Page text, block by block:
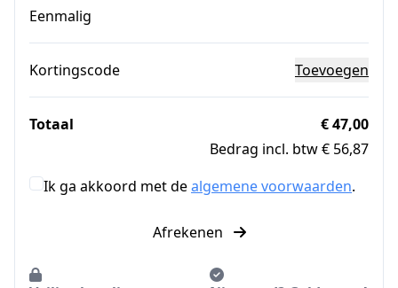
Eenmalig
Kortingscode Toevoegen
Totaal
€ 47,00
Bedrag incl. btw € 56,87
Ik ga akkoord met dealgemene voorwaarden.
Afrekenen